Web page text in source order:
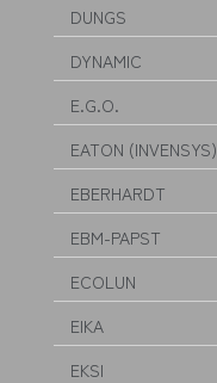
DUNGS
DYNAMIC
E.G.O.
EATON (INVENSYS)
EBERHARDT
EBM-PAPST
ECOLUN
EIKA
EKSI